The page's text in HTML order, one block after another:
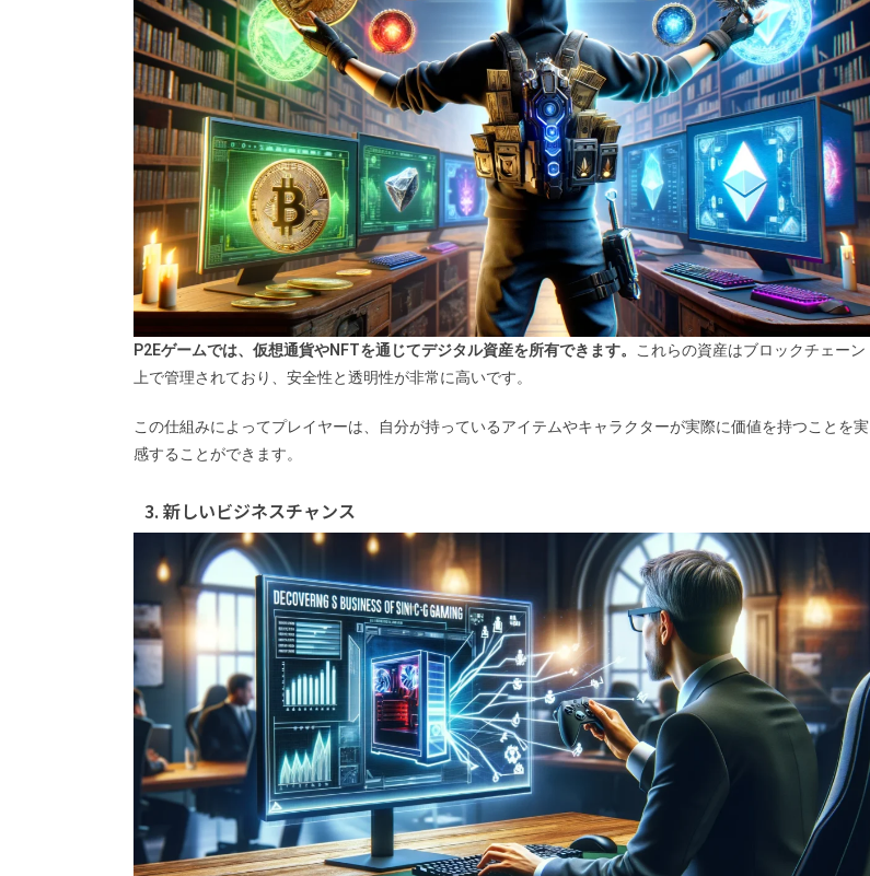
P2Eゲームでは、仮想通貨やNFTを通じてデジタル資産を所有できます。
これらの資産はブロックチェーン
上で管理されており、安全性と透明性が非常に高いです。
この仕組みによってプレイヤーは、自分が持っているアイテムやキャラクターが実際に価値を持つことを実
感することができます。
3. 新しいビジネスチャンス